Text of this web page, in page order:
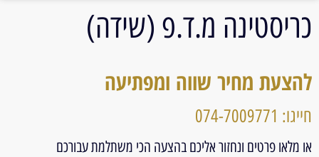
כריסטינה מ.ד.פ (שידה)
להצעת מחיר שווה ומפתיעה
חייגו: 074-7009771
או מלאו פרטים ונחזור אליכם בהצעה הכי משתלמת עבורכם